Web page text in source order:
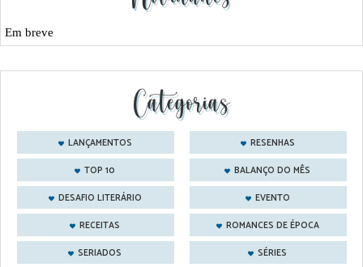
Em breve
Categorias
LANÇAMENTOS
RESENHAS
TOP 10
BALANÇO DO MÊS
DESAFIO LITERÁRIO
EVENTO
RECEITAS
ROMANCES DE ÉPOCA
SERIADOS
SÉRIES